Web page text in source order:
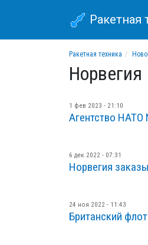
Ракетная
Ракетная техника
Норвегия
1 фев 2023 - 21:10
Агентство НАТО
6 дек 2022 - 07:31
Норвегия
24 ноя 2022 - 11:43
Британский